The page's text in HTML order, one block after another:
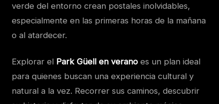
verde del entorno crean postales inolvidables,
especialmente en las primeras horas de la mañana
o al atardecer.
Explorar el Park Güell en verano es un plan ideal
para quienes buscan una experiencia cultural y
natural a la vez. Recorrer sus caminos, descubrir